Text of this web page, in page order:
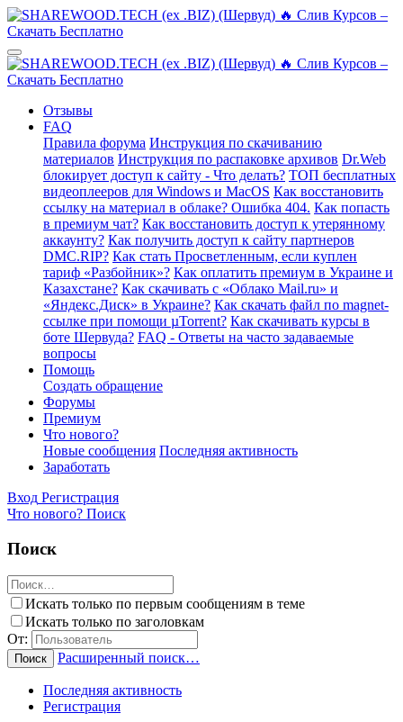
Отзывы
FAQ
Правила форума Инструкция по скачиванию
материалов Инструкция по распаковке архивов Dr.Web
блокирует доступ к сайту - Что делать? ТОП бесплатных
видеоплееров для Windows и MacOS Как восстановить
ссылку на материал в облаке? Ошибка 404. Как попасть
в премиум чат? Как восстановить доступ к утерянному
аккаунту? Как получить доступ к сайту партнеров
DMC.RIP? Как стать Просветленным, если куплен
тариф «Разбойник»? Как оплатить премиум в Украине и
Казахстане? Как скачивать с «Облако Mail.ru» и
«Яндекс.Диск» в Украине? Как скачать файл по magnet-
ссылке при помощи µTorrent? Как скачивать курсы в
боте Шервуда? FAQ - Ответы на часто задаваемые
вопросы
Помощь
Создать обращение
Форумы
Премиум
Что нового?
Новые сообщения Последняя активность
Заработать
Вход Регистрация
Что нового? Поиск
Поиск
Искать только по первым сообщениям в теме
Искать только по заголовкам
От:
Поиск Расширенный поиск…
Последняя активность
Регистрация